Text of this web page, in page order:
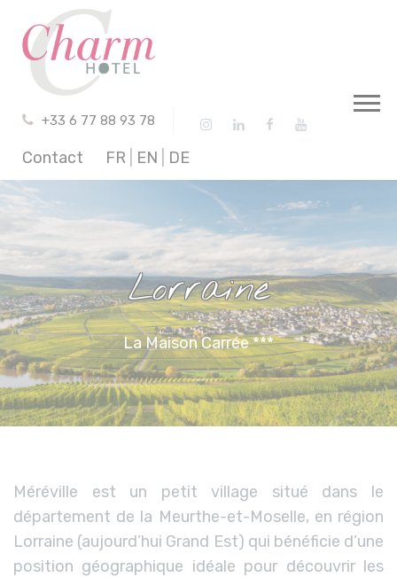
+33 6 77 88 93 78
Contact FR EN DE
Lorraine
La Maison Carrée ***
Méréville est un petit village situé dans le
département de la Meurthe-et-Moselle, en région
Lorraine (aujourd’hui Grand Est) qui bénéficie d’une
position géographique idéale pour découvrir les
Panneau de gestion des cookies